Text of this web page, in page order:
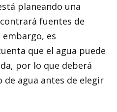
planeando una
fuentes de
embargo, es
que el agua puede
por lo que deberá
de agua antes de elegir